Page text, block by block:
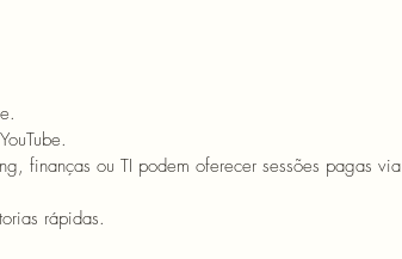
finanças ou TI podem oferecer sessões pagas via
rápidas.